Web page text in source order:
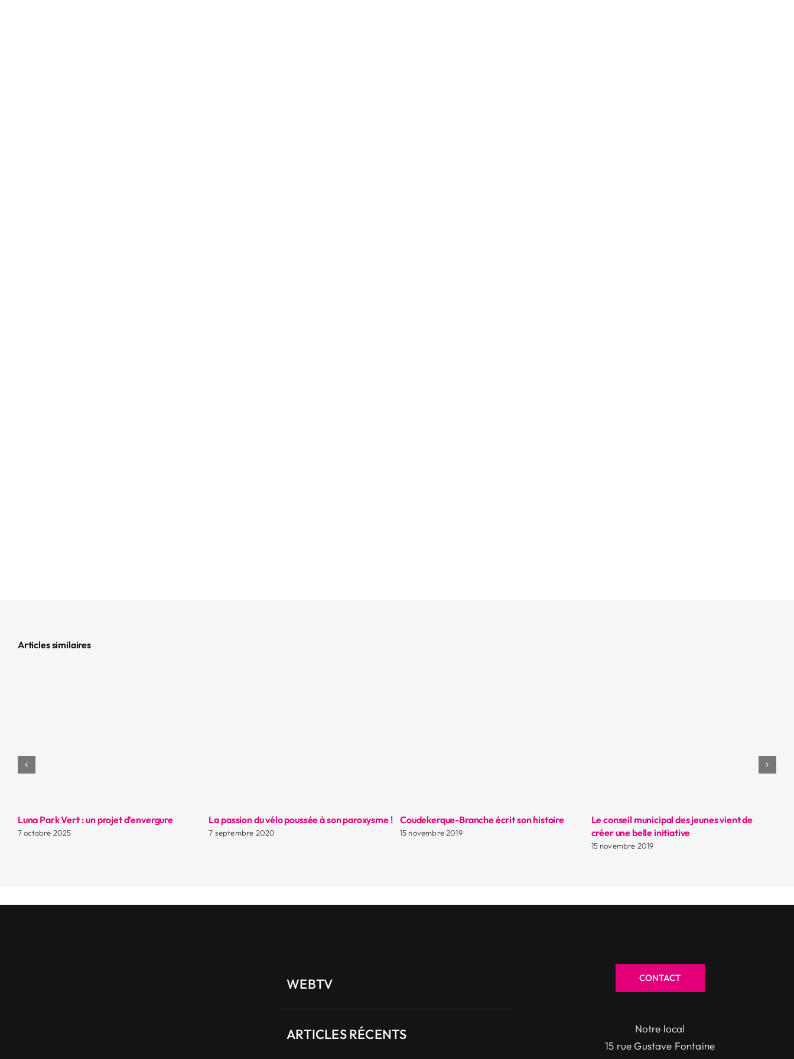
Articles similaires
Luna Park Vert : un projet d’envergure
7 octobre 2025
La passion du vélo poussée à son paroxysme !
7 septembre 2020
Coudekerque-Branche écrit son histoire
15 novembre 2019
Le conseil municipal des jeunes vient de
créer une belle initiative
15 novembre 2019
WEBTV
ARTICLES RÉCENTS
CONTACT
Notre local
15 rue Gustave Fontaine